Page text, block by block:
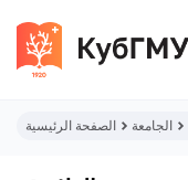
الصفحة الرئيسية الجامعة